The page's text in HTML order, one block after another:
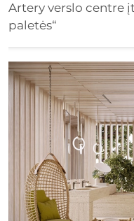
Artery verslo centre
paletės“